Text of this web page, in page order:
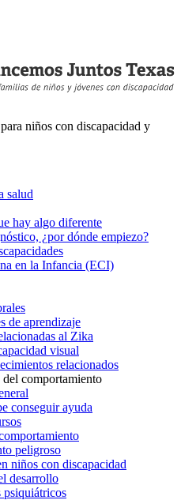
niños con discapacidad y
salud
hay algo diferente
¿por dónde empiezo?
en la Infancia (ECI)
de aprendizaje
al Zika
visual
relacionados
comportamiento
conseguir ayuda
peligroso
niños con discapacidad
desarrollo
psiquiátricos